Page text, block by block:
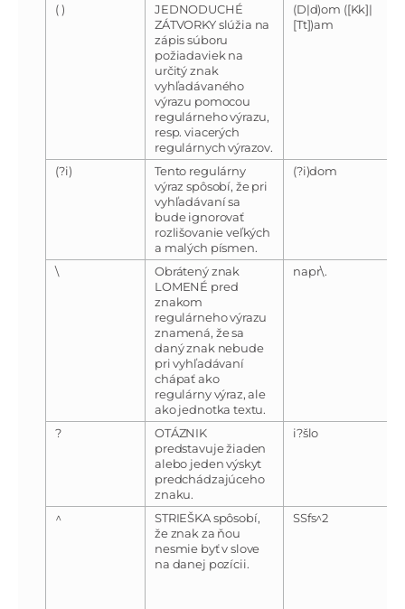
( )
JEDNODUCHÉ
ZÁTVORKY slúžia na
zápis súboru
požiadaviek na
určitý znak
vyhľadávaného
výrazu pomocou
regulárneho výrazu,
resp. viacerých
regulárnych výrazov.
(D|d)om ([Kk]|
[Tt])am
(?i)
Tento regulárny
výraz spôsobí, že pri
vyhľadávaní sa
bude ignorovať
rozlišovanie veľkých
a malých písmen.
(?i)dom
\
Obrátený znak
LOMENÉ pred
znakom
regulárneho výrazu
znamená, že sa
daný znak nebude
pri vyhľadávaní
chápať ako
regulárny výraz, ale
ako jednotka textu.
napr\.
?
OTÁZNIK
predstavuje žiaden
alebo jeden výskyt
predchádzajúceho
znaku.
i?šlo
^
STRIEŠKA spôsobí,
že znak za ňou
nesmie byť v slove
na danej pozícii.
SSfs^2